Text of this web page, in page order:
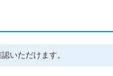
いただけます。